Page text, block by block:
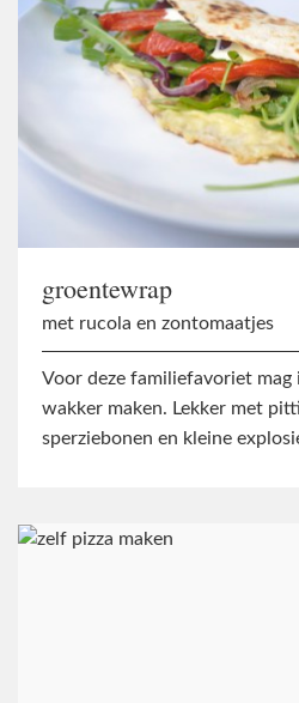
groentewrap
met rucola en zontomaatjes
Voor deze familiefavoriet
wakker maken. Lekker met
sperziebonen en kleine